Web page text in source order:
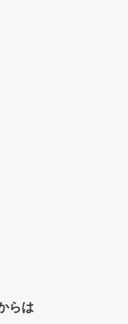
らは